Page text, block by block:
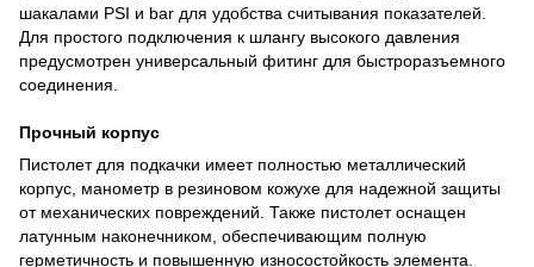
шакалами PSI и bar для удобства считывания показателей.
Для простого подключения к шлангу высокого давления
предусмотрен универсальный фитинг для быстроразъемного
соединения.
Прочный корпус
Пистолет для подкачки имеет полностью металлический
корпус, манометр в резиновом кожухе для надежной защиты
от механических повреждений. Также пистолет оснащен
латунным наконечником, обеспечивающим полную
герметичность и повышенную износостойкость элемента.